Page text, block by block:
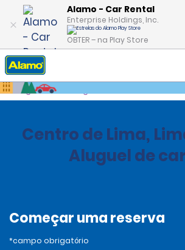
Alamo - Car Rental
Enterprise Holdings, Inc.
OBTER – na Play Store
Página inicial
Centro de Lima,
Aluguel de
Começar uma reserva
*campo obrigatório